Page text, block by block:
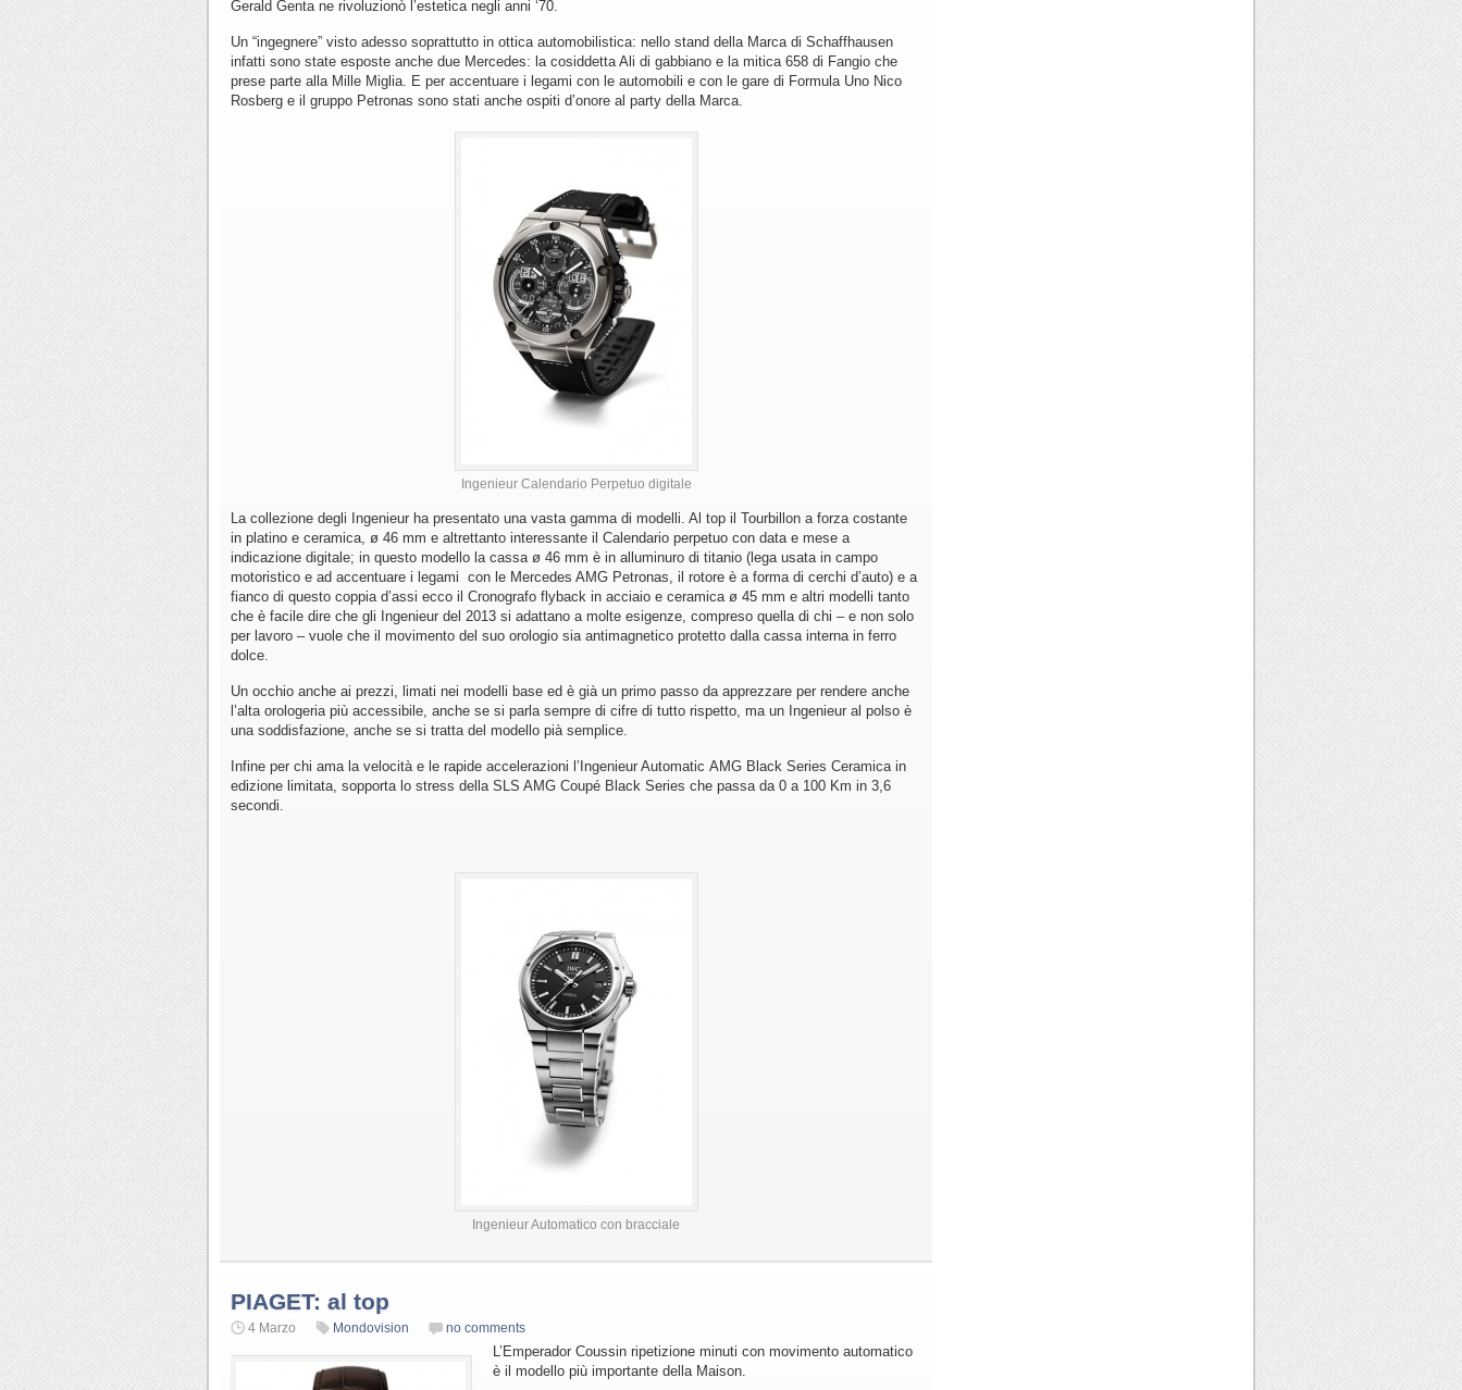
Gerald Genta ne rivoluzionò l’estetica negli anni ‘70.
Un “ingegnere” visto adesso soprattutto in ottica automobilistica: nello stand della Marca di Schaffhausen
infatti sono state esposte anche due Mercedes: la cosiddetta Ali di gabbiano e la mitica 658 di Fangio che
prese parte alla Mille Miglia. E per accentuare i legami con le automobili e con le gare di Formula Uno Nico
Rosberg e il gruppo Petronas sono stati anche ospiti d’onore al party della Marca.
Ingenieur Calendario Perpetuo digitale
La collezione degli Ingenieur ha presentato una vasta gamma di modelli. Al top il Tourbillon a forza costante
in platino e ceramica, ø 46 mm e altrettanto interessante il Calendario perpetuo con data e mese a
indicazione digitale; in questo modello la cassa ø 46 mm è in alluminuro di titanio (lega usata in campo
motoristico e ad accentuare i legami con le Mercedes AMG Petronas, il rotore è a forma di cerchi d’auto) e a
fianco di questo coppia d’assi ecco il Cronografo flyback in acciaio e ceramica ø 45 mm e altri modelli tanto
che è facile dire che gli Ingenieur del 2013 si adattano a molte esigenze, compreso quella di chi – e non solo
per lavoro – vuole che il movimento del suo orologio sia antimagnetico protetto dalla cassa interna in ferro
dolce.
Un occhio anche ai prezzi, limati nei modelli base ed è già un primo passo da apprezzare per rendere anche
l’alta orologeria più accessibile, anche se si parla sempre di cifre di tutto rispetto, ma un Ingenieur al polso è
una soddisfazione, anche se si tratta del modello pià semplice.
Infine per chi ama la velocità e le rapide accelerazioni l’Ingenieur Automatic AMG Black Series Ceramica in
edizione limitata, sopporta lo stress della SLS AMG Coupé Black Series che passa da 0 a 100 Km in 3,6
secondi.
Ingenieur Automatico con bracciale
PIAGET: al top
4 Marzo Mondovision no comments
L’Emperador Coussin ripetizione minuti con movimento automatico
è il modello più importante della Maison.